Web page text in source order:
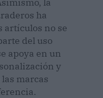
ha
artículos no se
del uso
apoya en un
y
marcas